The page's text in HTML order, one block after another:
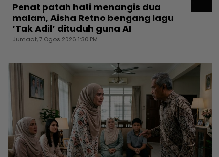
Penat patah hati menangis dua
malam, Aisha Retno bengang lagu
‘Tak Adil’ dituduh guna AI
Jumaat, 7 Ogos 2026 1:30 PM